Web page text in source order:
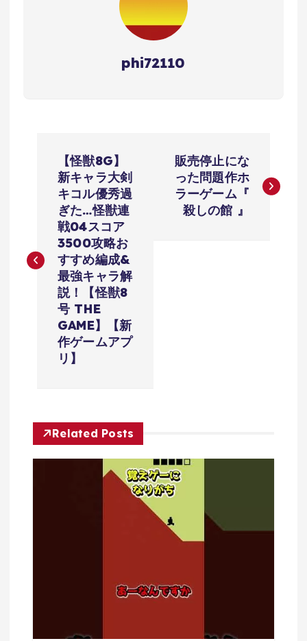
phi72110
ビ
ン
【怪獣8G】
新キャラ大剣
キコル優秀過
ぎた…怪獣連
戦04スコア
3500攻略お
すすめ編成&
最強キャラ解
説！【怪獣8
号 THE
GAME】【新
作ゲームアプ
リ】
販売停止にな
った問題作ホ
ラーゲーム『
殺しの館 』
Related Posts